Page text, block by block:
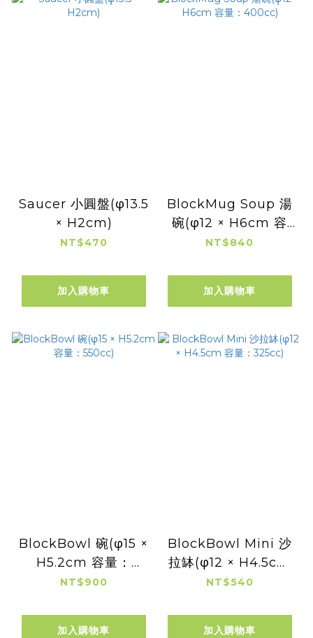
Saucer 小圓盤(φ13.5
× H2cm)
NT$470
加入購物車
BlockMug Soup 湯
碗(φ12 × H6cm 容
量：400cc)
NT$840
加入購物車
BlockBowl 碗(φ15 ×
H5.2cm 容量：
550cc)
NT$900
加入購物車
BlockBowl Mini 沙
拉缽(φ12 × H4.5cm
容量：325cc)
NT$540
加入購物車